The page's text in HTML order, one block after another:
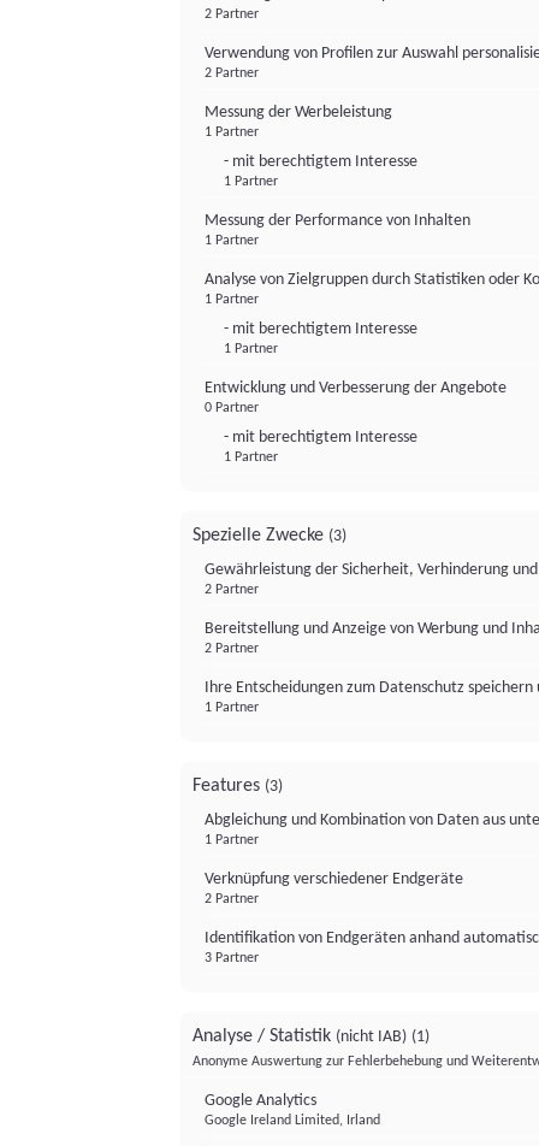
2 Partner
Verwendung von Profilen zur Auswahl
2 Partner
Messung der Werbeleistung
1 Partner
- mit berechtigtem Interesse
1 Partner
Messung der Performance von Inhalten
1 Partner
Analyse von Zielgruppen durch Statistiken oder
1 Partner
- mit berechtigtem Interesse
1 Partner
Entwicklung und Verbesserung der Angebote
0 Partner
- mit berechtigtem Interesse
1 Partner
Spezielle Zwecke (3)
Gewährleistung der Sicherheit, Verhinderung
2 Partner
Bereitstellung und Anzeige von Werbung und
2 Partner
Ihre Entscheidungen zum Datenschutz
1 Partner
Features (3)
Abgleichung und Kombination von Daten aus
1 Partner
Verknüpfung verschiedener Endgeräte
2 Partner
Identifikation von Endgeräten anhand
3 Partner
Analyse / Statistik (nicht IAB) (1)
Anonyme Auswertung zur Fehlerbehebung und
Google Analytics
Google Ireland Limited, Irland